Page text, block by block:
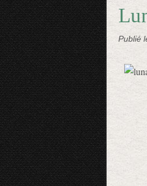
Publié